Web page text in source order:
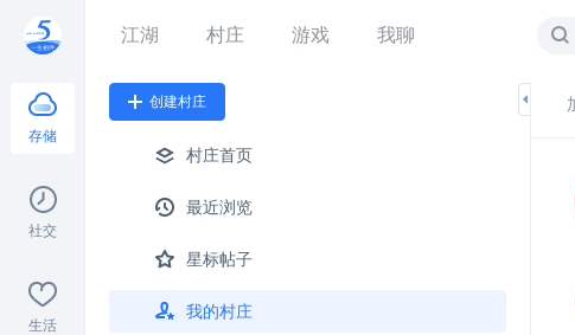
存储
社交
生活
江湖 村庄 游戏 我聊
创建村庄
村庄首页
最近浏览
星标帖子
我的村庄